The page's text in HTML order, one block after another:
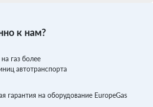
к нам?
на газ более
автотранспорта
гарантия на оборудование EuropeGas